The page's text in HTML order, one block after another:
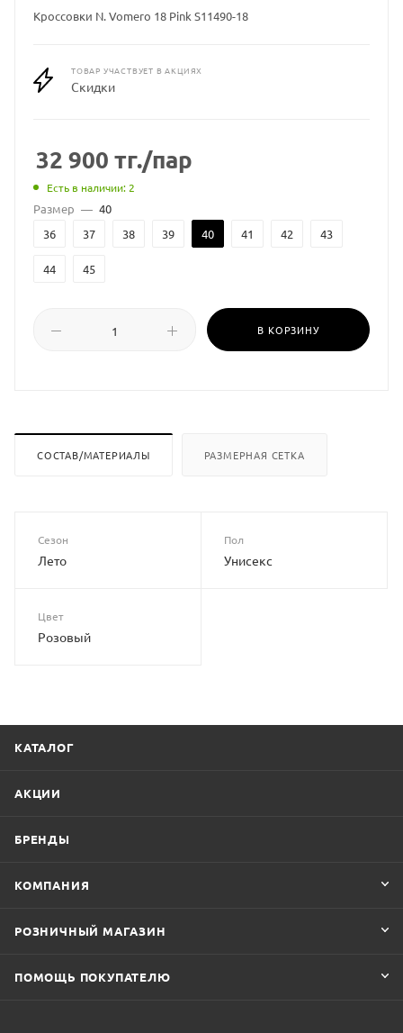
Кроссовки N. Vomero 18 Pink S11490-18
ТОВАР УЧАСТВУЕТ В АКЦИЯХ
Скидки
32 900 тг./пар
Есть в наличии: 2
Размер — 40
36
37 38 39 40 41 42 43
44 45
В КОРЗИНУ
СОСТАВ/МАТЕРИАЛЫ РАЗМЕРНАЯ СЕТКА
Сезон
Лето
Пол
Унисекс
Цвет
Розовый
КАТАЛОГ
АКЦИИ
БРЕНДЫ
КОМПАНИЯ
РОЗНИЧНЫЙ МАГАЗИН
ПОМОЩЬ ПОКУПАТЕЛЮ